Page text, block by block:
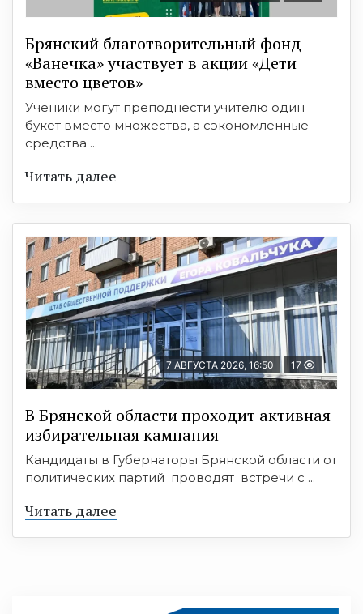
Брянский благотворительный фонд
«Ванечка» участвует в акции «Дети
вместо цветов»
Ученики могут преподнести учителю один
букет вместо множества, а сэкономленные
средства ...
Читать далее
7 АВГУСТА 2026, 16:50 17
В Брянской области проходит активная
избирательная кампания
Кандидаты в Губернаторы Брянской области от
политических партий проводят встречи с ...
Читать далее